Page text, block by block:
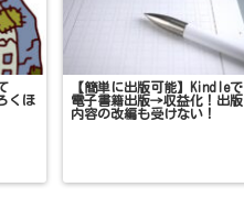
くほ
【簡単に出版可能】Kindleで
電子書籍出版→収益化！出版
内容の改編も受けない！